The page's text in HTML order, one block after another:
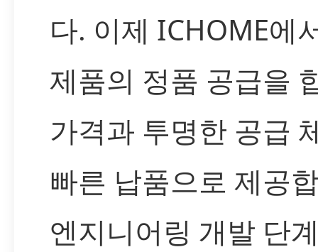
다. 이제 ICHOME에
제품의 정품 공급을
가격과 투명한 공급
빠른 납품으로 제공
엔지니어링 개발 단